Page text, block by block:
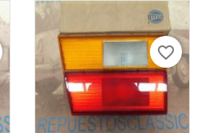
favorite_border